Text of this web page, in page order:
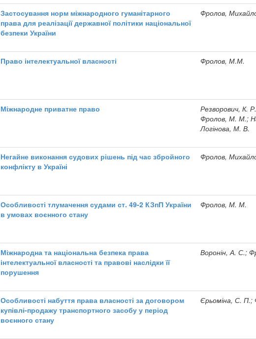
Застосування норм міжнародного гуманітарного
права для реалізації державної політики національної
безпеки України
Фролов,
Право інтелектуальної власності Фролов, М.М.
Міжнародне приватне право
Резворович, К.
Фролов, М. М.;
Логінова, М. В.
Негайне виконання судових рішень під час збройного
конфлікту в Україні
Фролов,
Особливості тлумачення судами ст. 49-2 КЗпП України
в умовах воєнного стану
Фролов, М. М.
Міжнародна та національна безпека права
інтелектуальної власності та правові наслідки її
порушення
Воронін, А. С.;
Особливості набуття права власності за договором
купівлі-продажу транспортного засобу у період
воєнного стану
Єрьоміна, С.